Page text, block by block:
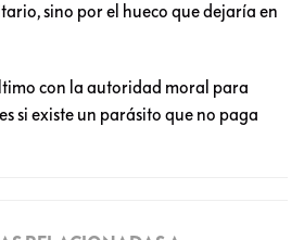
sino por el hueco que dejaría en
con la autoridad moral para
si existe un parásito que no paga